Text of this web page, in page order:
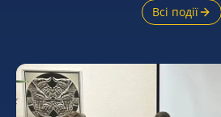
Всі події